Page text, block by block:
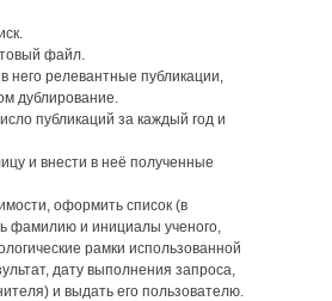
файл.
него релевантные публикации,
дублирование.
публикаций за каждый год и
и внести в неё полученные
оформить список (в
фамилию и инициалы ученого,
рамки использованной
дату выполнения запроса,
и выдать его пользователю.